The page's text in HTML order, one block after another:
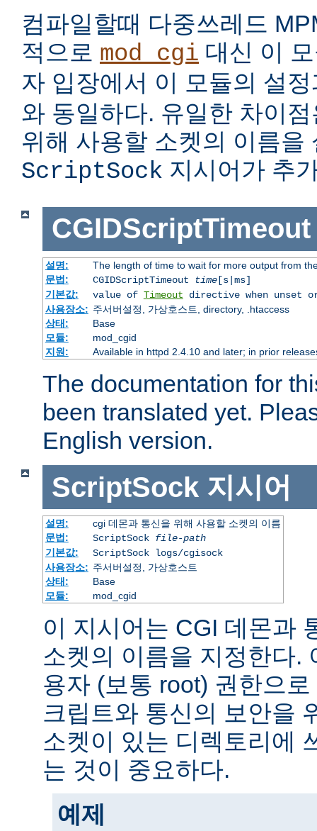
컴파일할때 다중쓰레드
적으로 mod_cgi 대신 이
자 입장에서 이 모듈의 설
와 동일하다. 유일한 차이
위해 사용할 소켓의 이름을
ScriptSock 지시어가 추
CGIDScriptTimeout
설명:
The length of time to wait for more output from
문법:
CGIDScriptTimeout time[s|ms]
기본값:
value of Timeout directive when unset
사용장소: 주서버설정, 가상호스트, directory, .htaccess
상태:
Base
모듈:
mod_cgid
지원:
Available in httpd 2.4.10 and later; in prior
The documentation for
been translated yet.
English version.
ScriptSock 지시어
설명:
cgi 데몬과 통신을 위해 사용할 소켓의 이름
문법:
ScriptSock file-path
기본값:
ScriptSock logs/cgisock
사용장소: 주서버설정, 가상호스트
상태:
Base
모듈:
mod_cgid
이 지시어는 CGI 데몬과
소켓의 이름을 지정한다.
용자 (보통 root) 권한으
크립트와 통신의 보안을
소켓이 있는 디렉토리에
는 것이 중요하다.
예제